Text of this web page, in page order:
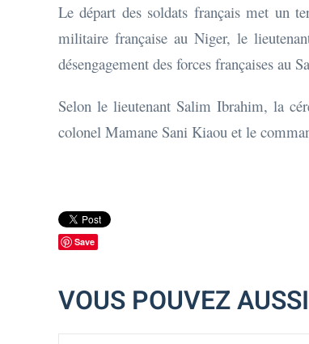
Le départ des soldats français met un
militaire française au Niger, le
désengagement des forces françaises au
Selon le lieutenant Salim Ibrahim, la
colonel Mamane Sani Kiaou et le
Save
VOUS POUVEZ